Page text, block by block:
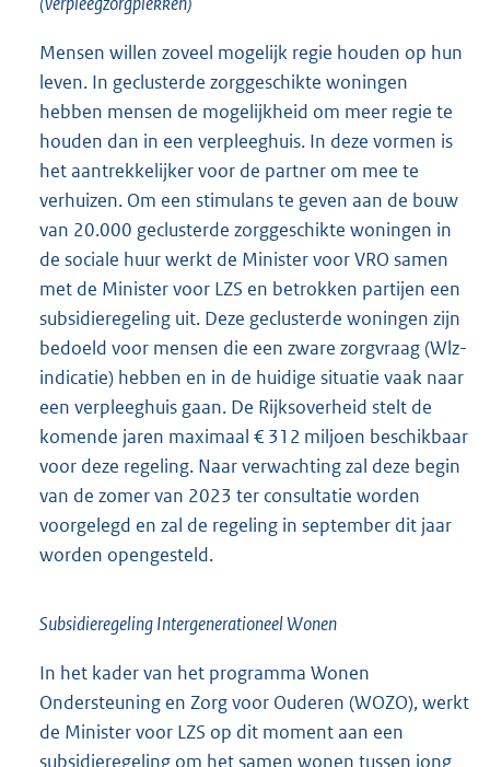
Mensen willen zoveel mogelijk regie houden op hun
leven. In geclusterde zorggeschikte woningen
hebben mensen de mogelijkheid om meer regie te
houden dan in een verpleeghuis. In deze vormen is
het aantrekkelijker voor de partner om mee te
verhuizen. Om een stimulans te geven aan de bouw
van 20.000 geclusterde zorggeschikte woningen in
de sociale huur werkt de Minister voor VRO samen
met de Minister voor LZS en betrokken partijen een
subsidieregeling uit. Deze geclusterde woningen zijn
bedoeld voor mensen die een zware zorgvraag (Wlz-
indicatie) hebben en in de huidige situatie vaak naar
een verpleeghuis gaan. De Rijksoverheid stelt de
komende jaren maximaal € 312 miljoen beschikbaar
voor deze regeling. Naar verwachting zal deze begin
van de zomer van 2023 ter consultatie worden
voorgelegd en zal de regeling in september dit jaar
worden opengesteld.
Subsidieregeling Intergenerationeel Wonen
In het kader van het programma Wonen
Ondersteuning en Zorg voor Ouderen (WOZO), werkt
de Minister voor LZS op dit moment aan een
subsidieregeling om het samen wonen tussen jong